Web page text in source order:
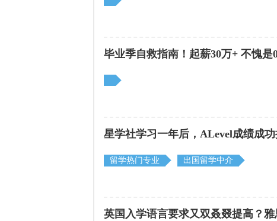
毕业季自救指南！起薪30万+ 不愧
星学社学习一年后，ALevel成绩成
留学热门专业 出国留学中介
英国入学语言要求又双叒叕提高？雅